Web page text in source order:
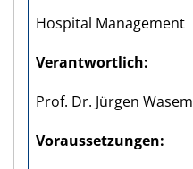
Hospital Management
Verantwortlich
Prof. Dr. Jürgen Wasem
Voraus­setzungen